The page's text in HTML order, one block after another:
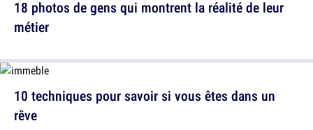
18 photos de gens qui montrent la réalité de leur
métier
10 techniques pour savoir si vous êtes dans un
rêve